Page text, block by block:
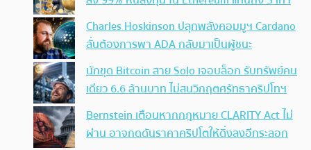
Charles Hoskinson ปลุกพลังคอมมูฯ Cardano
ลั่นต้องการพา ADA กลับมาเป็นผู้ชนะ
นักขุด Bitcoin สาย Solo เจอบล็อก รับทรัพย์คน
เดียว 6.6 ล้านบาท ไม่สนวิกฤตศรัทธาคริปโทฯ
Bernstein เตือนหากกฎหมาย CLARITY Act ไม่
ผ่าน อาจกดดันราคาคริปโตให้ดิ่งลงอีกระลอก